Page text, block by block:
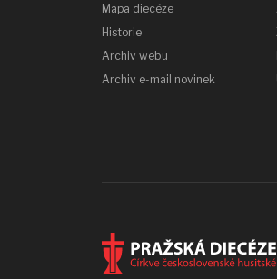
Mapa diecéze
Historie
Archiv webu
Archiv e-mail novinek